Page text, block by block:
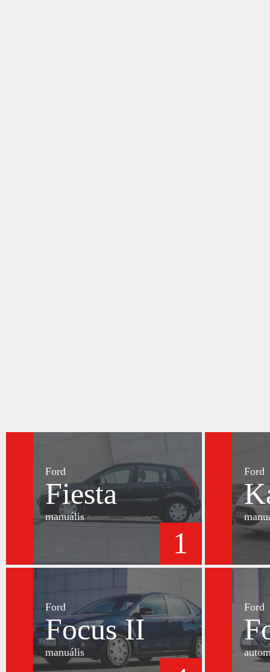
Ford
Fiesta
manuális
1
Ford
Ford
Focus II
manuális
Ford